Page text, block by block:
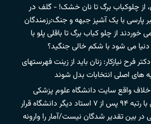
از چلوکباب برگ تا نان خشک! - گلف در
پارسی با یک آشپز جبهه و جنگ:رزمندگان
خوردند از چلو کباب برگ تا باقلی پلو با
می شود با شکم خالی جنگید؟
دکتر فرح نیازکار: زنان باید از زینت فهرستهای
های اصلی انتخابات بدل شوند
واقع سایت دانشگاه علوم پزشکی
شیراز / لنکرانی با رتبه ۹۴ پس از ۷ استاد دیگر دانشگاه قرار
در بین تقدیر شدگان نیست/آمار را وارونه